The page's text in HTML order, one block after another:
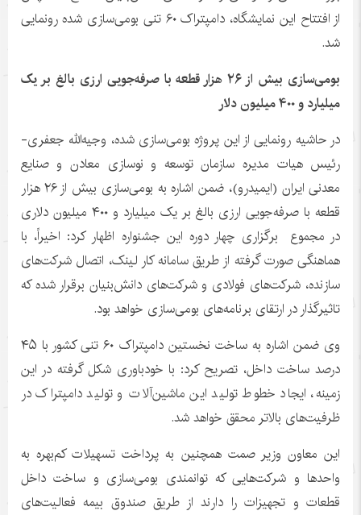
از افتتاح این نمایشگاه، دامپتراک ۶٠ تنی بومی‌سازی شده رونمایی
شد.
بومی‌سازی بیش از ۲۶ هزار قطعه با صرفه‌جویی ارزی بالغ بر یک
میلیارد و ۴٠٠ میلیون دلار
در حاشیه رونمایی از این پروژه بومی‌سازی شده، وجیه‌الله جعفری-
رئیس هیات مدیره سازمان توسعه و نوسازی معادن و صنایع
معدنی ایران (ایمیدرو)، ضمن اشاره به بومی‌سازی بیش از ۲۶ هزار
قطعه با صرفه‌جویی ارزی بالغ بر یک میلیارد و ۴٠٠ میلیون دلاری
در مجموع برگزاری چهار دوره این جشنواره اظهار کرد: اخیراً، با
هماهنگی صورت گرفته از طریق سامانه کار لینک، اتصال شرکت‌های
سازنده، شرکت‌های فولادی و شرکت‌های دانش‌بنیان برقرار شده که
تاثیرگذار در ارتقای برنامه‌های بومی‌سازی خواهد بود.
وی ضمن اشاره به ساخت نخستین دامپتراک ۶۰ تنی کشور با ۴۵
درصد ساخت داخل، تصریح کرد: با خودباوری شکل گرفته در این
زمینه، ایجاد خطوط تولید این ماشین‌آلات و تولید دامپتراک در
ظرفیت‌های بالاتر محقق خواهد شد.
این معاون وزیر صمت همچنین به پرداخت تسهیلات کم‌بهره به
واحدها و شرکت‌هایی که توانمندی بومی‌سازی و ساخت داخل
قطعات و تجهیزات را دارند از طریق صندوق بیمه فعالیت‌های